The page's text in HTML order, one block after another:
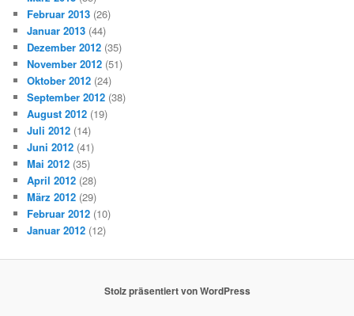
Februar 2013 (26)
Januar 2013 (44)
Dezember 2012 (35)
November 2012 (51)
Oktober 2012 (24)
September 2012 (38)
August 2012 (19)
Juli 2012 (14)
Juni 2012 (41)
Mai 2012 (35)
April 2012 (28)
März 2012 (29)
Februar 2012 (10)
Januar 2012 (12)
Stolz präsentiert von WordPress